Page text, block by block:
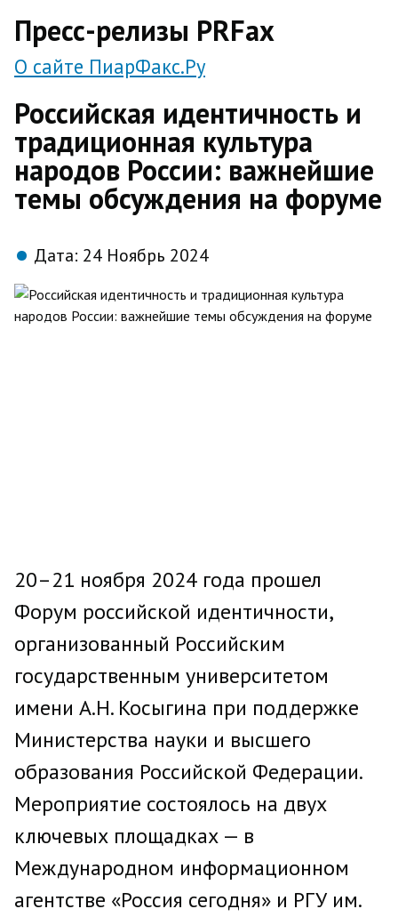
Пресс-релизы PRFax
О сайте ПиарФакс.Ру
Российская идентичность и
традиционная культура
народов России: важнейшие
темы обсуждения на форуме
Дата: 24 Ноябрь 2024
20–21 ноября 2024 года прошел
Форум российской идентичности,
организованный Российским
государственным университетом
имени А.Н. Косыгина при поддержке
Министерства науки и высшего
образования Российской Федерации.
Мероприятие состоялось на двух
ключевых площадках — в
Международном информационном
агентстве «Россия сегодня» и РГУ им.